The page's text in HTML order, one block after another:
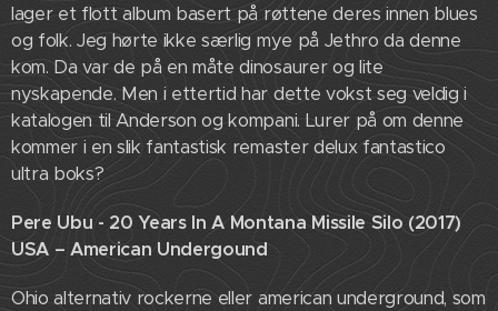
lager et flott album basert på røttene deres innen blues
og folk. Jeg hørte ikke særlig mye på Jethro da denne
kom. Da var de på en måte dinosaurer og lite
nyskapende. Men i ettertid har dette vokst seg veldig i
katalogen til Anderson og kompani. Lurer på om denne
kommer i en slik fantastisk remaster delux fantastico
ultra boks?
Pere Ubu - 20 Years In A Montana Missile Silo (2017)
USA – American Undergound
Ohio alternativ rockerne eller american underground, som